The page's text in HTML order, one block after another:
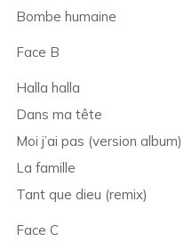
Bombe humaine
Face B
Halla halla
Dans ma tête
Moi j’ai pas (version album)
La famille
Tant que dieu (remix)
Face C